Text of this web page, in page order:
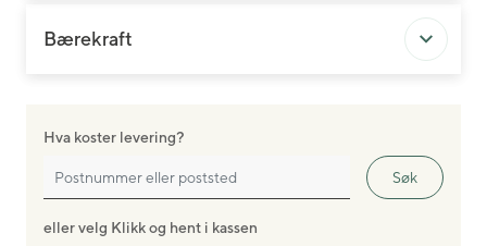
Bærekraft
Hva koster levering?
Søk
eller velg Klikk og hent i kassen